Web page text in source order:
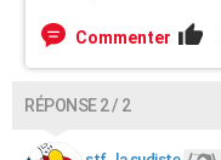
Commenter
RÉPONSE 2 / 2